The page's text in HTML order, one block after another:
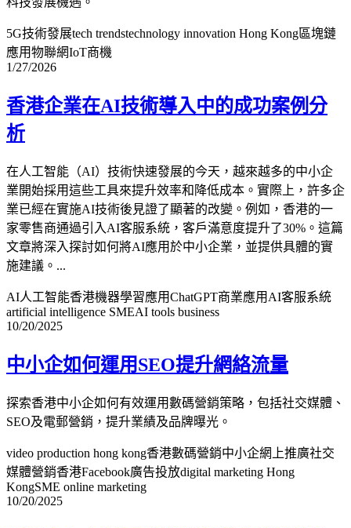
5G技術發展tech trendstechnology innovation Hong Kong區塊鏈
應用物聯網IoT商機
1/27/2026
香港企業在AI技術導入中的成功案例分
析
在人工智能（AI）技術快速發展的今天，越來越多的中小企
業開始採用這些工具來提升效率和降低成本。實際上，許多企
業已經在實施AI技術後見證了顯著的改變。例如，香港的一
家零售商通過引入AI客服系統，客戶滿意度提升了30%。這篇
文章將深入探討如何將AI應用於中小企業，並提供具體的實
施建議。...
AI人工智能香港機器學習應用ChatGPT商業應用 AI客服系統
artificial intelligence SMEAI tools business
10/20/2025
中小企如何運用SEO提升網絡流量
探索香港中小企如何有效運用數碼營銷策略，包括社交媒體、
SEO及電郵營銷，提升業績及品牌曝光。
video production hong kong香港數碼營銷中小企網上推廣社交
媒體營銷香港Facebook廣告投放digital marketing Hong
KongSME online marketing
10/20/2025